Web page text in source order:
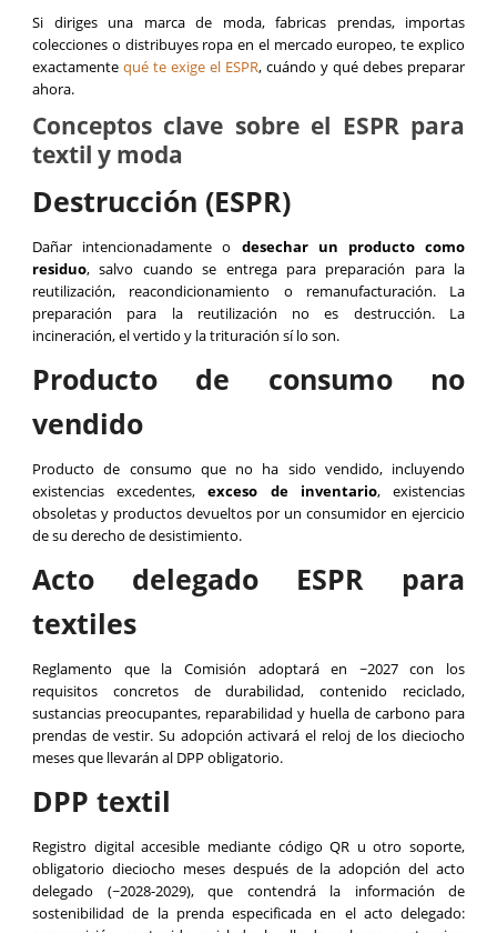
Si diriges una marca de moda, fabricas prendas, importas
colecciones o distribuyes ropa en el mercado europeo, te explico
exactamente qué te exige el ESPR, cuándo y qué debes preparar
ahora.
Conceptos clave sobre el ESPR para
textil y moda
Destrucción (ESPR)
Dañar intencionadamente o desechar un producto como
residuo, salvo cuando se entrega para preparación para la
reutilización, reacondicionamiento o remanufacturación. La
preparación para la reutilización no es destrucción. La
incineración, el vertido y la trituración sí lo son.
Producto de consumo no
vendido
Producto de consumo que no ha sido vendido, incluyendo
existencias excedentes,exceso de inventario, existencias
obsoletas y productos devueltos por un consumidor en ejercicio
de su derecho de desistimiento.
Acto delegado ESPR para
textiles
Reglamento que la Comisión adoptará en ~2027 con los
requisitos concretos de durabilidad, contenido reciclado,
sustancias preocupantes, reparabilidad y huella de carbono para
prendas de vestir. Su adopción activará el reloj de los dieciocho
meses que llevarán al DPP obligatorio.
DPP textil
Registro digital accesible mediante código QR u otro soporte,
obligatorio dieciocho meses después de la adopción del acto
delegado (~2028-2029), que contendrá la información de
sostenibilidad de la prenda especificada en el acto delegado: